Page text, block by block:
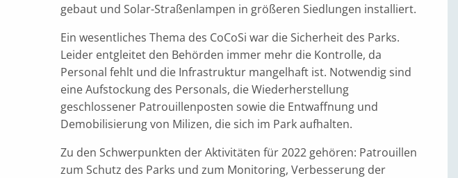
gebaut und Solar-Straßenlampen in größeren Siedlungen installiert.
Ein wesentliches Thema des CoCoSi war die Sicherheit des Parks.
Leider entgleitet den Behörden immer mehr die Kontrolle, da
Personal fehlt und die Infrastruktur mangelhaft ist. Notwendig sind
eine Aufstockung des Personals, die Wiederherstellung
geschlossener Patrouillenposten sowie die Entwaffnung und
Demobilisierung von Milizen, die sich im Park aufhalten.
Zu den Schwerpunkten der Aktivitäten für 2022 gehören: Patrouillen
zum Schutz des Parks und zum Monitoring, Verbesserung der